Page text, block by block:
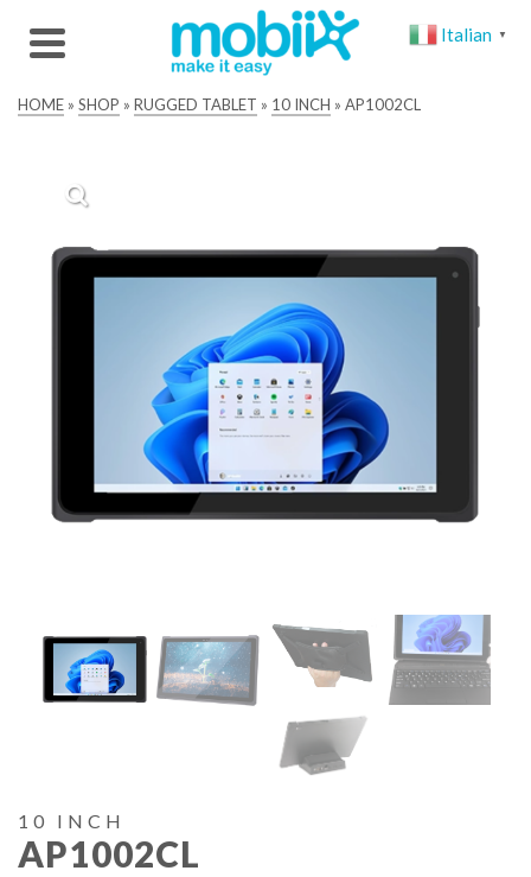
HOME » SHOP » RUGGED TABLET » 10 INCH » AP1002CL
10 INCH
AP1002CL
Italian ▼